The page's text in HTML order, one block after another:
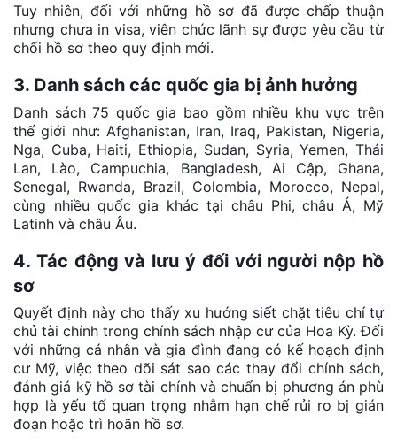
Tuy nhiên, đối với những hồ sơ đã được chấp thuận
nhưng chưa in visa, viên chức lãnh sự được yêu cầu từ
chối hồ sơ theo quy định mới.
3. Danh sách các quốc gia bị ảnh hưởng
Danh sách 75 quốc gia bao gồm nhiều khu vực trên
thế giới như: Afghanistan, Iran, Iraq, Pakistan, Nigeria,
Nga, Cuba, Haiti, Ethiopia, Sudan, Syria, Yemen, Thái
Lan, Lào, Campuchia, Bangladesh, Ai Cập, Ghana,
Senegal, Rwanda, Brazil, Colombia, Morocco, Nepal,
cùng nhiều quốc gia khác tại châu Phi, châu Á, Mỹ
Latinh và châu Âu.
4. Tác động và lưu ý đối với người nộp hồ
sơ
Quyết định này cho thấy xu hướng siết chặt tiêu chí tự
chủ tài chính trong chính sách nhập cư của Hoa Kỳ. Đối
với những cá nhân và gia đình đang có kế hoạch định
cư Mỹ, việc theo dõi sát sao các thay đổi chính sách,
đánh giá kỹ hồ sơ tài chính và chuẩn bị phương án phù
hợp là yếu tố quan trọng nhằm hạn chế rủi ro bị gián
đoạn hoặc trì hoãn hồ sơ.